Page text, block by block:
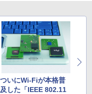
ついにWi-Fiが本格普
及した「IEEE 802.11